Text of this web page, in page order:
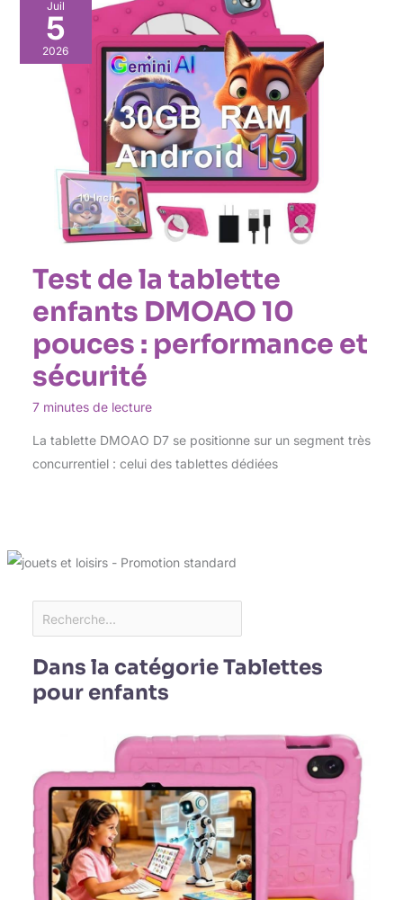
Juil
5
2026
Test de la tablette
enfants DMOAO 10
pouces : performance et
sécurité
7 minutes de lecture
La tablette DMOAO D7 se positionne sur un segment très
concurrentiel : celui des tablettes dédiées
Dans la catégorie Tablettes
pour enfants